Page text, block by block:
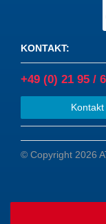
KONTAKT:
+49 (0) 21 95 /
Kontakt
© Copyright 2026